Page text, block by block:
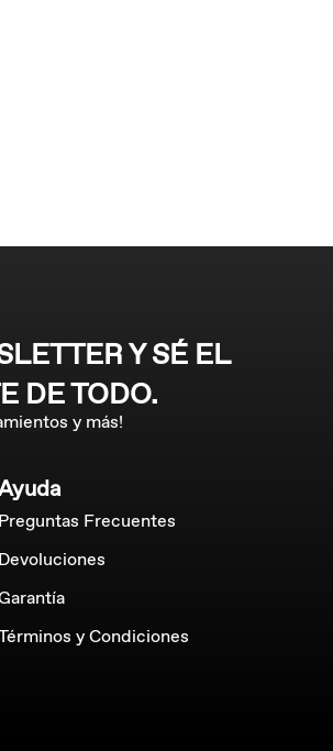
Y SÉ EL
DE TODO.
y más!
Preguntas Frecuentes
Devoluciones
y Condiciones